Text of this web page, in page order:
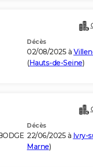
Décès
02/08/2025 à
(Hauts-de-Seine)
Décès
22/06/2025 à Ivry-
Marne)